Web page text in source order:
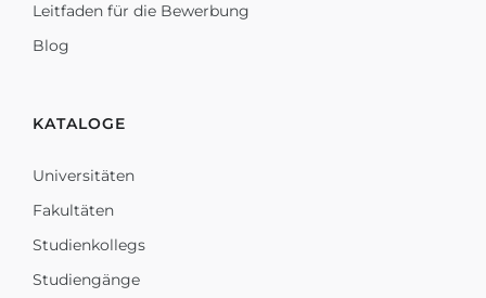
Leitfaden für die Bewerbung
Blog
KATALOGE
Universitäten
Fakultäten
Studienkollegs
Studiengänge